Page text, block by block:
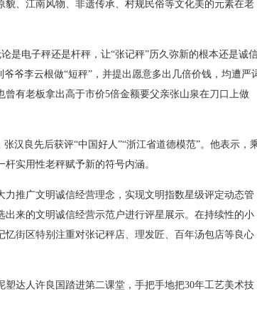
、江南风物、非遗传承、村规民俗等文化美的元素在老
电子秤还是杆秤，让“张记秤”历久弥新的根本还是诚
爷李云根做“短秤”，并提出愿意多出几倍价钱，均遭严
有老板拿出高于市价5倍金额要父亲张山泉在刀口上做
良先后获评“中国好人”“浙江省道德模范”。他表示，
实用性老秤赋予新的符号内涵。
推广文明诚信经营理念，实现文明指数星级评定动态管
来的文明诚信经营示范户进行评星展示。在持续性的小
街区特别注重对张记秤店、理发匠、百年汤包店等良心
达人许良国踏进第二课堂，手把手地把30年工艺美术技